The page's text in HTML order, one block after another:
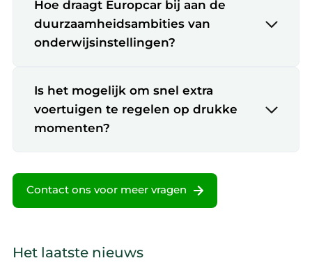
We werken samen met19 derden die uw gegevens
kunnen ontvangen en verwerken.
Hoe draagt Europcar bij aan de
duurzaamheidsambities van
onderwijsinstellingen?
Is het mogelijk om snel extra
voertuigen te regelen op drukke
momenten?
Contact ons voor meer vragen
Het laatste nieuws